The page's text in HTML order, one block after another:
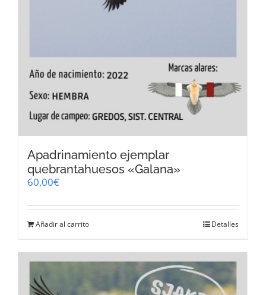
Apadrinamiento ejemplar
quebrantahuesos «Galana»
60,00€
Añadir al carrito Detalles